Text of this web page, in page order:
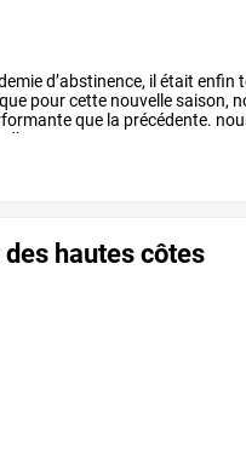
d’abstinence, il était enfin
que pourcette nouvellesaison,
que la précédente.
d’une
hautes côtes